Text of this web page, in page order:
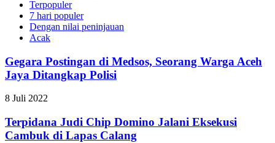
Terpopuler
7 hari populer
Dengan nilai peninjauan
Acak
Gegara Postingan di Medsos, Seorang Warga Aceh
Jaya Ditangkap Polisi
8 Juli 2022
Terpidana Judi Chip Domino Jalani Eksekusi
Cambuk di Lapas Calang